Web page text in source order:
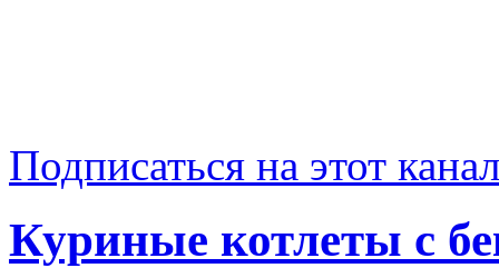
Подписаться на этот
Куриные котлеты с